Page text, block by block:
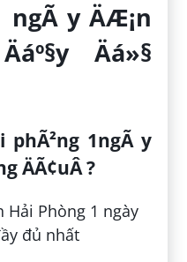
y ÄÆ¡n
Äá»§
phÃ²ng 1ngÃ y
ÄÃ¢uÂ ?